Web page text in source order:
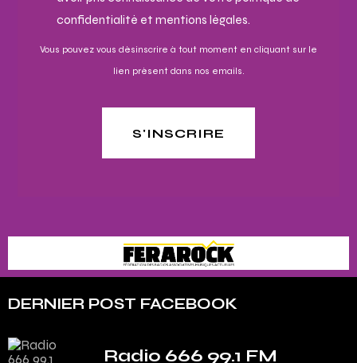
confidentialité et mentions légales.
Vous pouvez vous désinscrire à tout moment en cliquant sur le
lien présent dans nos emails.
S'INSCRIRE
DERNIER POST FACEBOOK
Radio 666 99.1 FM